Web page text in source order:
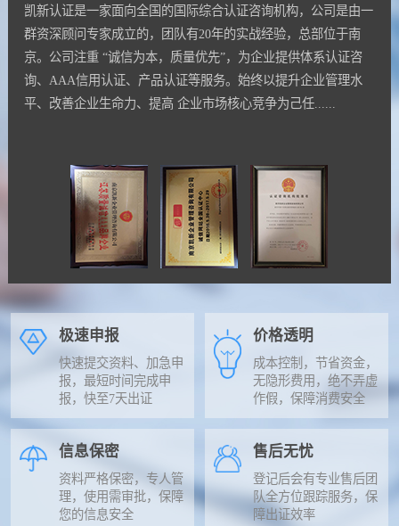
凯新认证是一家面向全国的国际综合认证咨询机构，公司是由一
群资深顾问专家成立的，团队有20年的实战经验，总部位于南
京。公司注重 “诚信为本，质量优先”，为企业提供体系认证咨
询、AAA信用认证、产品认证等服务。始终以提升企业管理水
平、改善企业生命力、提高 企业市场核心竞争为己任......
极速申报
快速提交资料、加急申
报，最短时间完成申
报，快至7天出证
价格透明
成本控制，节省资金，
无隐形费用，绝不弄虚
作假，保障消费安全
信息保密
资料严格保密，专人管
理，使用需审批，保障
您的信息安全
售后无忧
登记后会有专业售后团
队全方位跟踪服务，保
障出证效率